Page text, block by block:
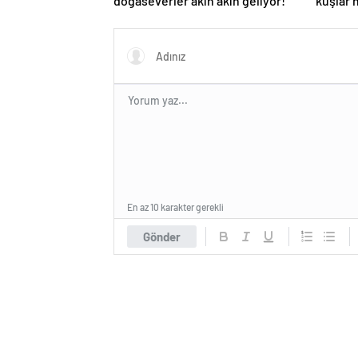
Gönder
En az 10 karakter gerekli